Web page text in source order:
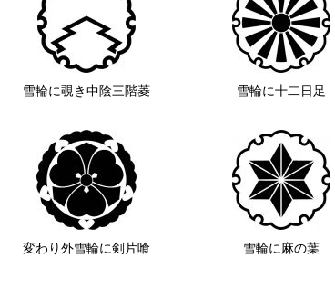
雪輪に覗き中陰三階菱 雪輪に十二日足
変わり外雪輪に剣片喰 雪輪に麻の葉